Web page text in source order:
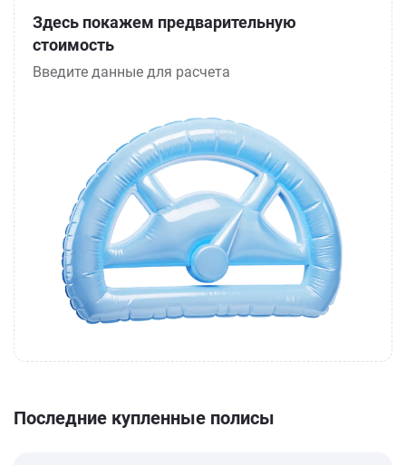
Здесь покажем предварительную
стоимость
Введите данные для расчета
Последние купленные полисы